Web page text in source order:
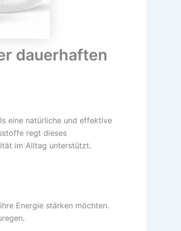
dauerhaften
eine natürliche und effektive
regt dieses
im Alltag unterstützt.
Energie stärken möchten.